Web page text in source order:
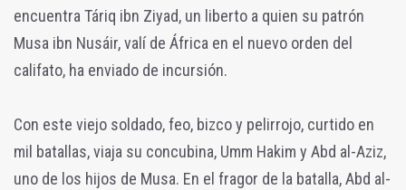
encuentra Táriq ibn Ziyad, un liberto a quien su patrón
Musa ibn Nusáir, valí de África en el nuevo orden del
califato, ha enviado de incursión.
Con este viejo soldado, feo, bizco y pelirrojo, curtido en
mil batallas, viaja su concubina, Umm Hakim y Abd al-Aziz,
uno de los hijos de Musa. En el fragor de la batalla, Abd al-